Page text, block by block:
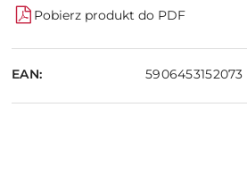
Pobierz produkt do PDF
EAN: 5906453152073